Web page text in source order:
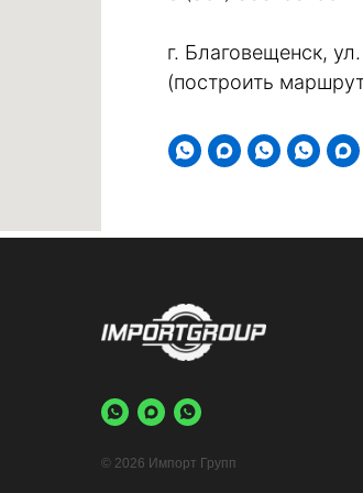
г. Благовещенск,
(построить
© 2026 Импорт Групп